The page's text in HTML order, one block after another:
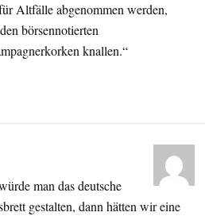
Altfälle abgenommen werden,
börsennotierten
knallen.“
man das deutsche
gestalten, dann hätten wir eine